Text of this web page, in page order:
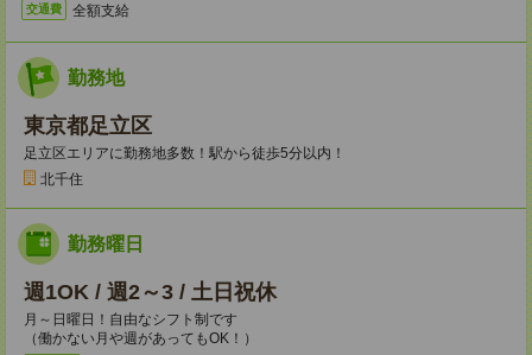
交通費 全額支給
勤務地
東京都足立区
足立区エリアに勤務地多数！駅から徒歩5分以内！
北千住
勤務曜日
週1OK / 週2～3 / 土日祝休
月～日曜日！自由なシフト制です
（働かない月や週があってもOK！）